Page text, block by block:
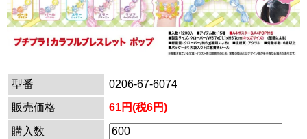
型番
0206-67-6074
販売価格
61円(税6円)
購入数